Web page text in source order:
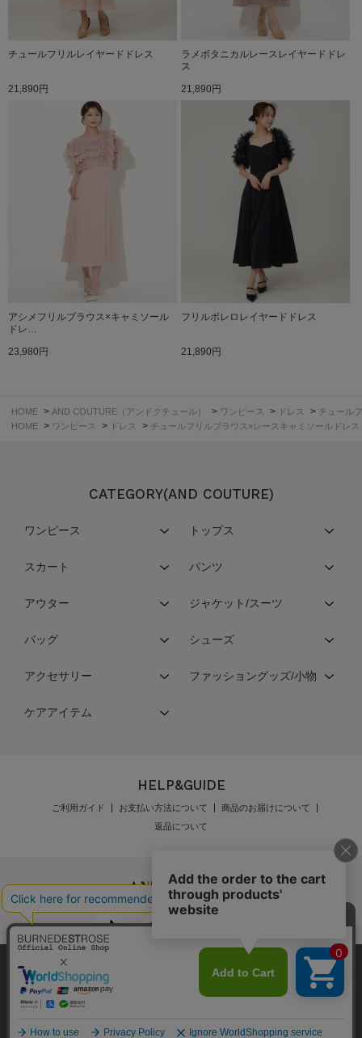
チュールフリルレイヤードドレス
21,890円
ラメボタニカルレースレイヤードドレ
ス
21,890円
アシメフリルブラウス×キャミソール
ドレ…
23,980円
フリルボレロレイヤードドレス
21,890円
HOME > AND COUTURE（アンドクチュール） > ワンピース > ドレス > チュール
HOME > ワンピース > ドレス > チュールフリルブラウス×レースキャミソールドレス
CATEGORY(AND COUTURE)
ワンピース トップス
スカート パンツ
アウター ジャケット/スーツ
バッグ シューズ
アクセサリー ファッショングッズ/小物
ケアアイテム
HELP&GUIDE
ご利用ガイド お支払い方法について
商品のお届けについて
返品について
メンバーズ規約
メンバーズポイントプログラム規約
特定商取引法に基づく表示
個人情報保護指針
Copyright © BURNEDESTROSE Japan Limited All Rights Reserved.
弊社はCookieを利用し、Webの利便性向上に努め
ております。「承諾する」をクリックしていただ
くと、お客様に最適な内容を提供することが可能
ご覧ください。
承諾する